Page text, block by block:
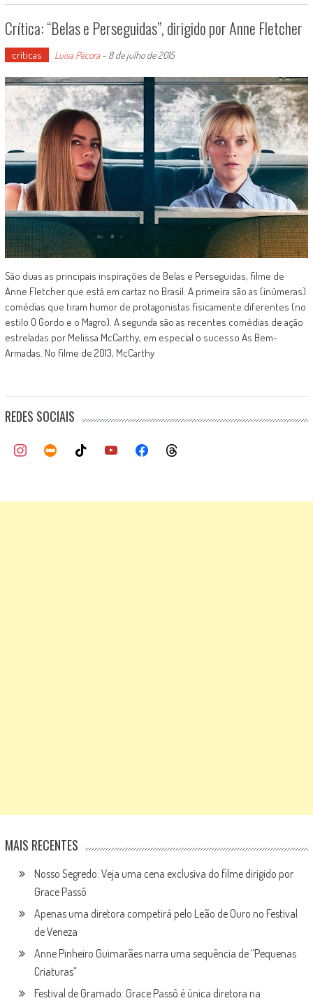
Crítica: “Belas e Perseguidas”, dirigido por Anne Fletcher
críticas Luísa Pécora- 8 de julho de 2015
São duas as principais inspirações de Belas e Perseguidas, filme de
Anne Fletcher que está em cartaz no Brasil. A primeira são as (inúmeras)
comédias que tiram humor de protagonistas fisicamente diferentes (no
estilo O Gordo e o Magro). A segunda são as recentes comédias de ação
estreladas por Melissa McCarthy, em especial o sucesso As Bem-
Armadas. No filme de 2013, McCarthy
REDES SOCIAIS
MAIS RECENTES
Nosso Segredo: Veja uma cena exclusiva do filme dirigido por
Grace Passô
Apenas uma diretora competirá pelo Leão de Ouro no Festival
de Veneza
Anne Pinheiro Guimarães narra uma sequência de “Pequenas
Criaturas”
Festival de Gramado: Grace Passô é única diretora na